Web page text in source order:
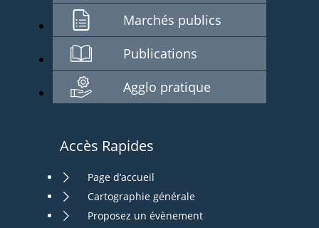
Marchés publics
Publications
Agglo pratique
Accès Rapides
Page d’accueil
Cartographie générale
Proposez un évènement